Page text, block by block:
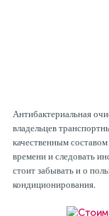
Антибактериальная
владельцев
качественным
времени и следовать
стоит забывать и о
кондиционирования.